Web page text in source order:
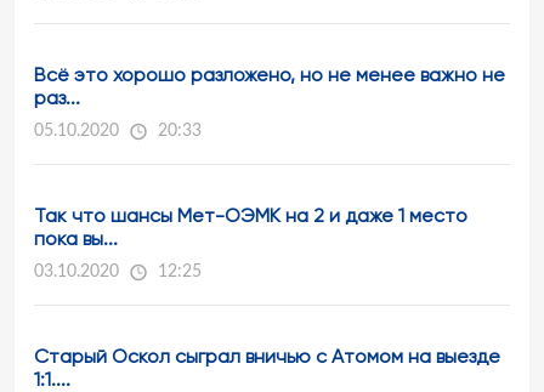
Всё это хорошо разложено, но не менее важно не
раз...
05.10.2020 20:33
Так что шансы Мет-ОЭМК на 2 и даже 1 место
пока вы...
03.10.2020 12:25
Старый Оскол сыграл вничью с Атомом на выезде
1:1....